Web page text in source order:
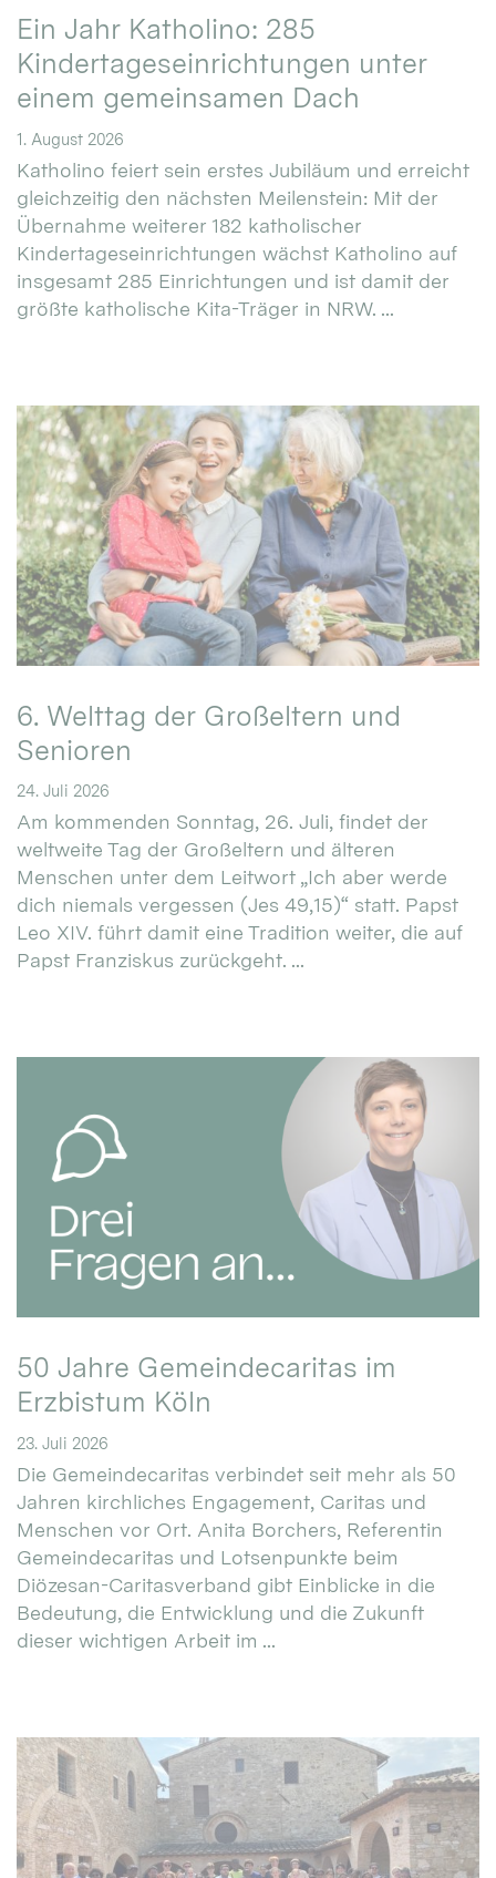
Ein Jahr Katholino: 285
Kindertageseinrichtungen unter
einem gemeinsamen Dach
1. August 2026
Katholino feiert sein erstes Jubiläum und erreicht
gleichzeitig den nächsten Meilenstein: Mit der
Übernahme weiterer 182 katholischer
Kindertageseinrichtungen wächst Katholino auf
insgesamt 285 Einrichtungen und ist damit der
größte katholische Kita-Träger in NRW. ...
6. Welttag der Großeltern und
Senioren
24. Juli 2026
Am kommenden Sonntag, 26. Juli, findet der
weltweite Tag der Großeltern und älteren
Menschen unter dem Leitwort „Ich aber werde
dich niemals vergessen (Jes 49,15)“ statt. Papst
Leo XIV. führt damit eine Tradition weiter, die auf
Papst Franziskus zurückgeht. ...
50 Jahre Gemeindecaritas im
Erzbistum Köln
23. Juli 2026
Die Gemeindecaritas verbindet seit mehr als 50
Jahren kirchliches Engagement, Caritas und
Menschen vor Ort. Anita Borchers, Referentin
Gemeindecaritas und Lotsenpunkte beim
Diözesan-Caritasverband gibt Einblicke in die
Bedeutung, die Entwicklung und die Zukunft
dieser wichtigen Arbeit im ...